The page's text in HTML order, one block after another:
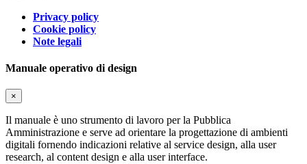
Privacy policy
Cookie policy
Note legali
Manuale operativo di design
×
Il manuale è uno strumento di lavoro per la Pubblica
Amministrazione e serve ad orientare la progettazione di ambienti
digitali fornendo indicazioni relative al service design, alla user
research, al content design e alla user interface.